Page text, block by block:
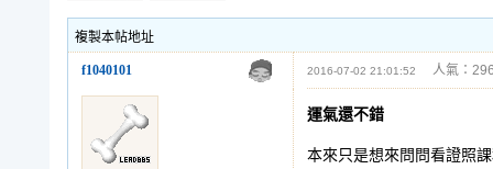
複製本帖地址
f1040101 2016-07-02 21:01:52 人氣：
運氣還不錯
本來只是想來問問看證照